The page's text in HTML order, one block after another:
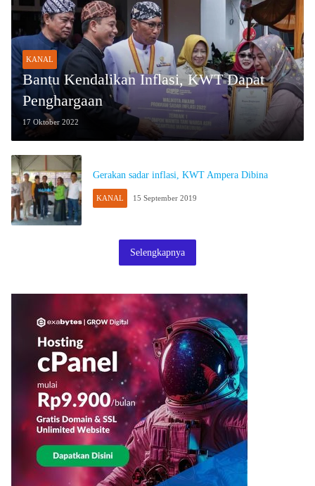
KANAL
Bantu Kendalikan Inflasi, KWT Dapat
Penghargaan
17 Oktober 2022
Gerakan sadar inflasi, KWT Ampera Dibina
KANAL 15 September 2019
Selengkapnya